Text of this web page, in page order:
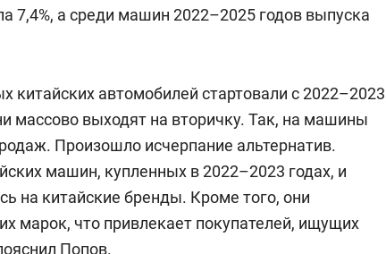
7,4%, а среди машин 2022–2025 годов выпуска
китайских автомобилей стартовали с 2022–2023
массово выходят на вторичку. Так, на машины
Произошло исчерпание альтернатив.
машин, купленных в 2022–2023 годах, и
на китайские бренды. Кроме того, они
марок, что привлекает покупателей, ищущих
Попов.